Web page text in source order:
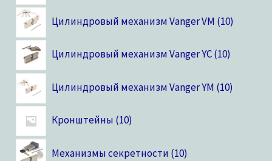
Цилиндровый механизм Vanger VM 10
Цилиндровый механизм Vanger YC 10
Цилиндровый механизм Vanger YM 10
Кронштейны 10
Механизмы секретности 10